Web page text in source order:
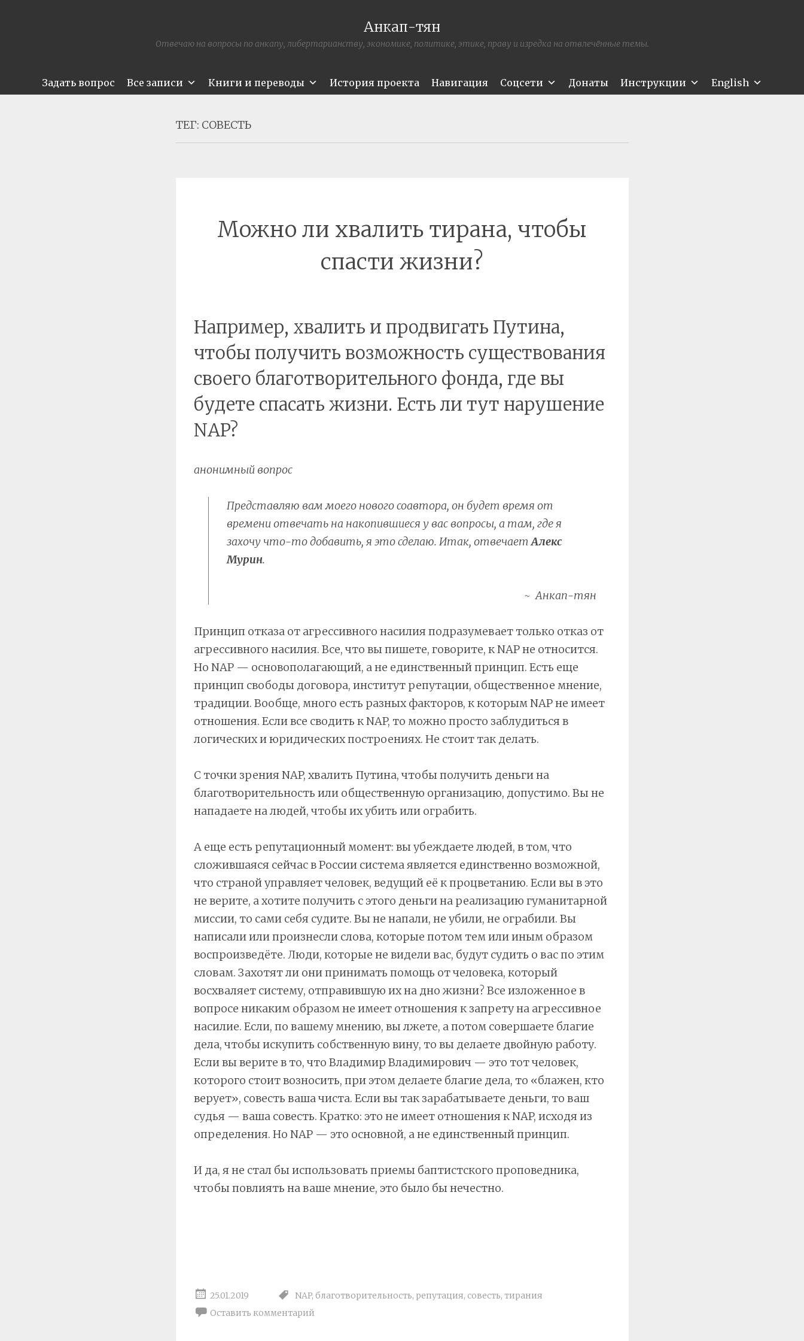
Анкап-тян
Отвечаю на вопросы по анкапу, либертарианству, экономике, политике, этике, праву и изредка на отвлечённые темы.
Задать вопрос Все записи Книги и переводы История проекта Навигация Соцсети Донаты Инструкции English
ТЕГ: СОВЕСТЬ
Можно ли хвалить тирана, чтобы
спасти жизни?
Например, хвалить и продвигать Путина,
чтобы получить возможность существования
своего благотворительного фонда, где вы
будете спасать жизни. Есть ли тут нарушение
NAP?
анонимный вопрос
Представляю вам моего нового соавтора, он будет время от
времени отвечать на накопившиеся у вас вопросы, а там, где я
захочу что-то добавить, я это сделаю. Итак, отвечаетАлекс
Мурин.
Анкап-тян
Принцип отказа от агрессивного насилия подразумевает только отказ от
агрессивного насилия. Все, что вы пишете, говорите, к NAP не относится.
Но NAP — основополагающий, а не единственный принцип. Есть еще
принцип свободы договора, институт репутации, общественное мнение,
традиции. Вообще, много есть разных факторов, к которым NAP не имеет
отношения. Если все сводить к NAP, то можно просто заблудиться в
логических и юридических построениях. Не стоит так делать.
С точки зрения NAP, хвалить Путина, чтобы получить деньги на
благотворительность или общественную организацию, допустимо. Вы не
нападаете на людей, чтобы их убить или ограбить.
А еще есть репутационный момент: вы убеждаете людей, в том, что
сложившаяся сейчас в России система является единственно возможной,
что страной управляет человек, ведущий её к процветанию. Если вы в это
не верите, а хотите получить с этого деньги на реализацию гуманитарной
миссии, то сами себя судите. Вы не напали, не убили, не ограбили. Вы
написали или произнесли слова, которые потом тем или иным образом
воспроизведёте. Люди, которые не видели вас, будут судить о вас по этим
словам. Захотят ли они принимать помощь от человека, который
восхваляет систему, отправившую их на дно жизни? Все изложенное в
вопросе никаким образом не имеет отношения к запрету на агрессивное
насилие. Если, по вашему мнению, вы лжете, а потом совершаете благие
дела, чтобы искупить собственную вину, то вы делаете двойную работу.
Если вы верите в то, что Владимир Владимирович — это тот человек,
которого стоит возносить, при этом делаете благие дела, то «блажен, кто
верует», совесть ваша чиста. Если вы так зарабатываете деньги, то ваш
судья — ваша совесть. Кратко: это не имеет отношения к NAP, исходя из
определения. Но NAP — это основной, а не единственный принцип.
И да, я не стал бы использовать приемы баптистского проповедника,
чтобы повлиять на ваше мнение, это было бы нечестно.
25.01.2019 NAP, благотворительность, репутация, совесть,тирания
Оставить комментарий